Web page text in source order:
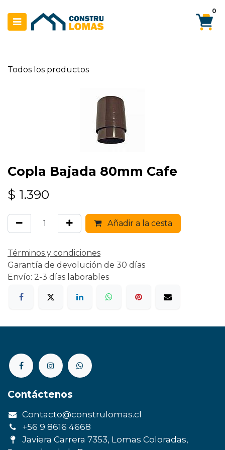
0
Todos los productos
Copla Bajada 80mm Cafe
$ 1.390
Añadir a la cesta
Términos y condiciones
Garantía de devolución de 30 días
Envío: 2-3 días laborables
Contáctenos
Contacto@construlomas.cl
+56 9 8616 4668
Javiera Carrera 7353, Lomas Coloradas,